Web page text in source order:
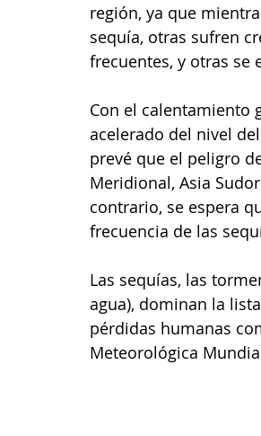
región, ya que
sequía, otras sufren
frecuentes, y otras se
Con el calentamiento
acelerado del nivel
prevé que el peligro
Meridional, Asia
contrario, se espera
frecuencia de las
Las sequías, las
agua), dominan la
pérdidas humanas
Meteorológica